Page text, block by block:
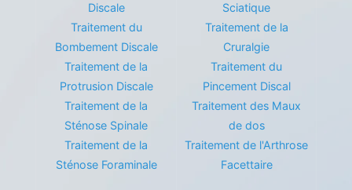
Discale
Traitement du
Bombement Discale
Traitement de la
Protrusion Discale
Traitement de la
Sténose Spinale
Traitement de la
Sténose Foraminale
Sciatique
Traitement de la
Cruralgie
Traitement du
Pincement Discal
Traitement des Maux
de dos
Traitement de l'Arthrose
Facettaire